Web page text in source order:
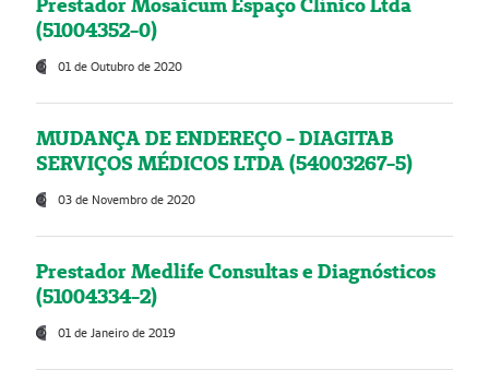
(51004352-0)
01 de Outubro de 2020
MUDANÇA DE ENDEREÇO - DIAGITAB
SERVIÇOS MÉDICOS LTDA (54003267-5)
03 de Novembro de 2020
Prestador Medlife Consultas e Diagnósticos
(51004334-2)
01 de Janeiro de 2019